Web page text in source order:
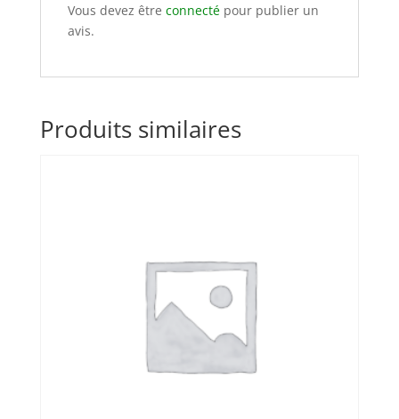
Vous devez être connectépour publier un
avis.
Produits similaires